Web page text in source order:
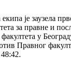
је заузела
за правне и
у
Правног